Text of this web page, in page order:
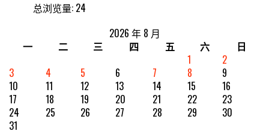
总浏览量: 24
2026 年 8 月
一
二 三 四 五 六
日
1
2
3
4 5 6 7 8
9
10
11 12 13 14 15
16
17
18 19 20 21 22
23
24
25 26 27 28 29
30
31